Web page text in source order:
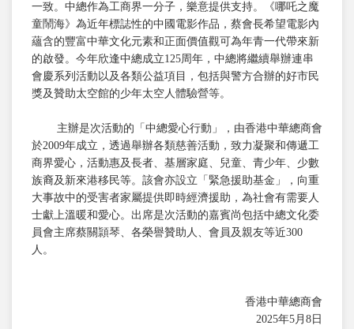
一致。中總作為工商界一分子，樂意提供支持。《哪吒之魔
童鬧海》為近年標誌性的中國電影作品，蔡會長希望電影內
蘊含的豐富中華文化元素和正面價值觀可為年青一代帶來新
的啟發。今年欣逢中總成立125周年，中總將繼續舉辦連串
會慶系列活動以及各類公益項目，包括與警方合辦的好市民
獎及贊助太空館的少年太空人體驗營等。
主辦是次活動的「中總愛心行動」，由香港中華總商會
於2009年成立，透過舉辦各類慈善活動，致力凝聚和傳遞工
商界愛心，活動惠及長者、基層家庭、兒童、青少年、少數
族裔及新來港移民等。該會亦設立「緊急援助基金」，向重
大事故中的受害者家屬提供即時經濟援助，為社會有需要人
士獻上溫暖和愛心。出席是次活動的嘉賓尚包括中總文化委
員會主席蔡關頴琴、各榮譽贊助人、會員及親友等近300
人。
香港中華總商會
2025年5月8日